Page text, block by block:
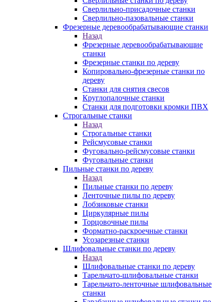
Сверлильно-присадочные станки
Сверлильно-пазовальные станки
Фрезерные деревообрабатывающие станки
Назад
Фрезерные деревообрабатывающие
станки
Фрезерные станки по дереву
Копировально-фрезерные станки по
дереву
Станки для снятия свесов
Круглопалочные станки
Станки для подготовки кромки ПВХ
Строгальные станки
Назад
Строгальные станки
Рейсмусовые станки
Фуговально-рейсмусовые станки
Фуговальные станки
Пильные станки по дереву
Назад
Пильные станки по дереву
Ленточные пилы по дереву
Лобзиковые станки
Циркулярные пилы
Торцовочные пилы
Форматно-раскроечные станки
Усозарезные станки
Шлифовальные станки по дереву
Назад
Шлифовальные станки по дереву
Тарельчато-шлифовальные станки
Тарельчато-ленточные шлифовальные
станки